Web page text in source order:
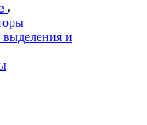
выделения и